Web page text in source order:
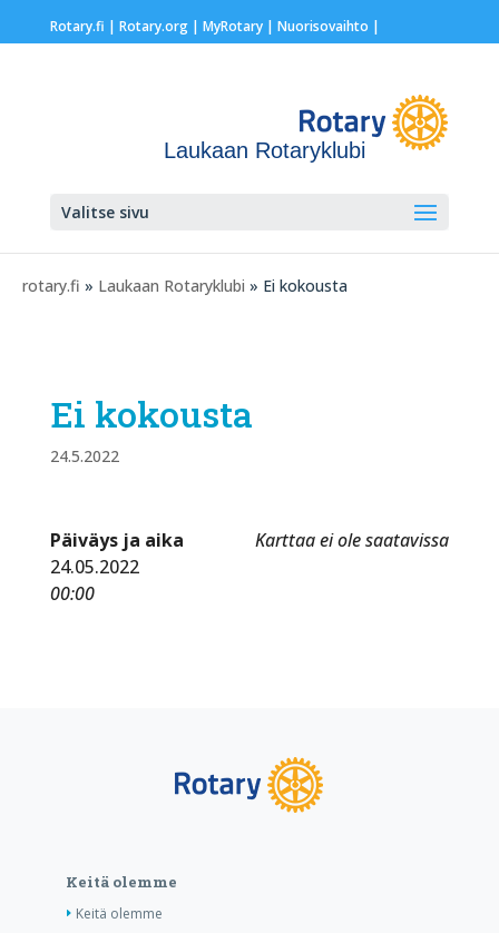
Rotary.fi | Rotary.org| MyRotary | Nuorisovaihto |
Laukaan Rotaryklubi
Valitse sivu
rotary.fi » Laukaan Rotaryklubi » Ei kokousta
Ei kokousta
24.5.2022
Karttaa ei ole saatavissa
Päiväys ja aika
24.05.2022
00:00
Keitä olemme
Keitä olemme